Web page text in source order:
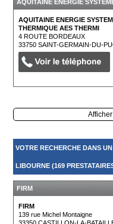
AQUITAINE ENERGIE
AQUITAINE ENERGIE
THERMIQUE AES THERMI
4 ROUTE BORDEAUX
33750SAINT-GERMAIN-DU-
VOTRE RECHERCHE DANS
LIBOURNE (169
FIRM
FIRM
139 rue Michel Montaigne